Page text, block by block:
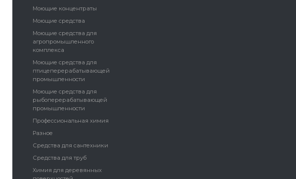
Моющие концентраты
Моющие средства
Моющие средства для
агропромышленного
комплекса
Моющие средства для
птицеперерабатывающей
промышленности
Моющие средства для
рыбоперерабатывающей
промышленности
Профессиональная химия
Разное
Средства для сантехники
Средства для труб
Химия для деревянных